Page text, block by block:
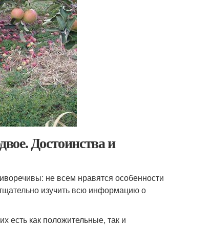
Достоинства и
не всем нравятся особенности
изучить всю информацию о
есть как положительные, так и